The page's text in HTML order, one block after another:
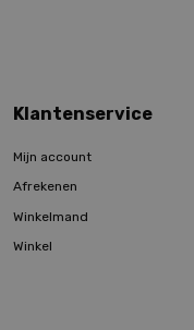
Klantenservice
Mijn account
Afrekenen
Winkelmand
Winkel